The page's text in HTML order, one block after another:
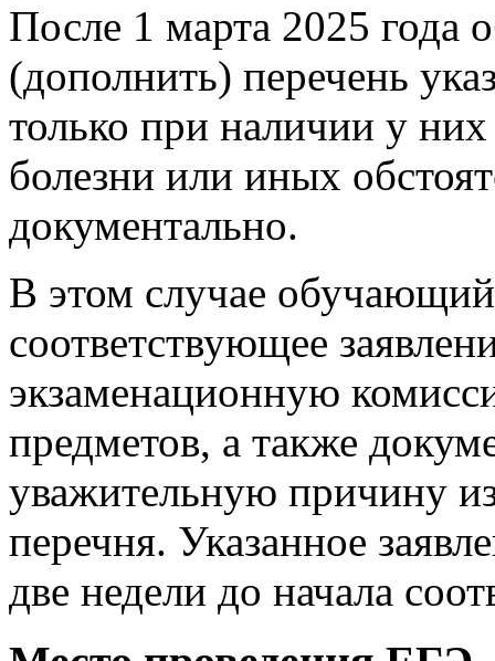
После 1 марта 2025 года
(дополнить) перечень
только при наличии у
болезни или иных
документально.
В этом случае
соответствующее
экзаменационную
предметов, а также
уважительную причину
перечня. Указанное
две недели до начала